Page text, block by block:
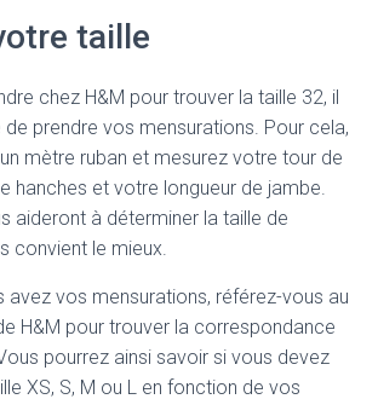
taille
chez H&M pour trouver la taille 32, il
prendre vos mensurations. Pour cela,
mètre ruban et mesurez votre tour de
hanches et votre longueur de jambe.
aideront à déterminer la taille de
convient le mieux.
avez vos mensurations, référez-vous au
H&M pour trouver la correspondance
pourrez ainsi savoir si vous devez
XS, S, M ou L en fonction de vos